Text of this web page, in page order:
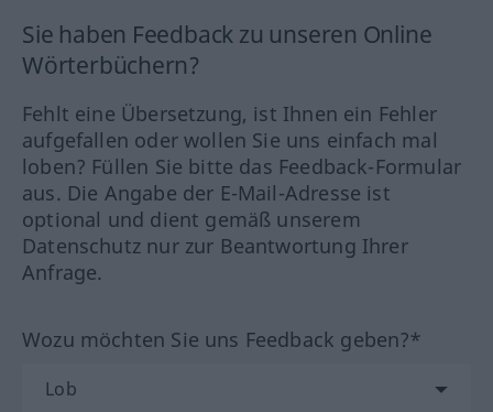
Sie haben Feedback zu unseren Online
Wörterbüchern?
Fehlt eine Übersetzung, ist Ihnen ein Fehler
aufgefallen oder wollen Sie uns einfach mal
loben? Füllen Sie bitte das Feedback-Formular
aus. Die Angabe der E-Mail-Adresse ist
optional und dient gemäß unserem
Datenschutz nur zur Beantwortung Ihrer
Anfrage.
Wozu möchten Sie uns Feedback geben?*